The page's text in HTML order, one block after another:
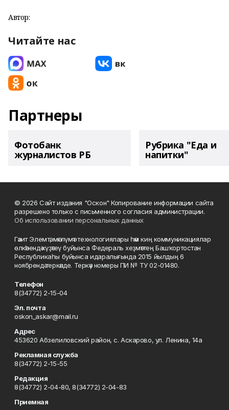
Автор:
Читайте нас
Партнеры
Фотобанк
журналистов РБ
Рубрика "Еда и
напитки"
© 2026 Сайт издания "Оскон" Копирование информации сайта
разрешено только с письменного согласия администрации.
Об использовании персональных данных
Гәзит Элемтә, мәғлүмәт технологиялары һәм киң коммуникациялар
өлкәһендә күҙәтеү буйынса Федераль хеҙмәттең Башҡортостан
Республикаһы буйынса идаралығында 2015 йылдың 6
ноябрендә теркәлде. Теркәү номеры ПИ № ТУ 02-01480.
Телефон
8(34772) 2-15-04
Эл. почта
oskon_askar@mail.ru
Адрес
453620 Абзелиловский район, с. Аскарово, ул. Ленина, 14а
Рекламная служба
8(34772) 2-15-55
Редакция
8(34772) 2-04-80, 8(34772) 2-04-83
Приемная